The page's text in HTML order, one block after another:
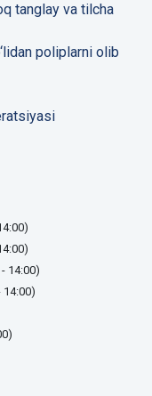
tanglay va tilcha
poliplarni olib
14:00)
14:00)